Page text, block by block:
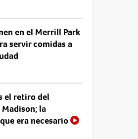
en el Merrill Park
servir comidas a
el retiro del
la
era necesario